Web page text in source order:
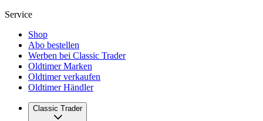
Service
Shop
Abo bestellen
Werben bei Classic Trader
Oldtimer Marken
Oldtimer verkaufen
Oldtimer Händler
Classic Trader